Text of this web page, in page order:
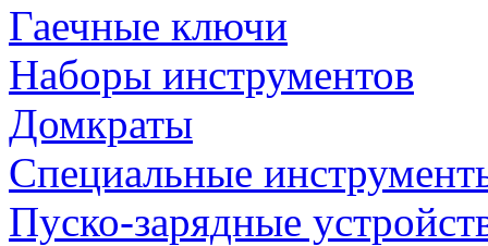
Гаечные ключи
Наборы инструментов
Домкраты
Специальные
Пуско-зарядные